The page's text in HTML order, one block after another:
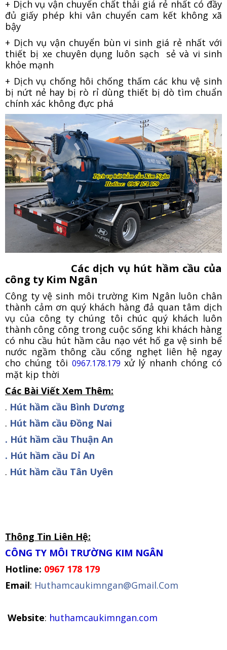
+ Dịch vụ vận chuyển chất thải giá rẻ nhất có đầy
đủ giấy phép khi vân chuyển cam kết không xã
bậy
+ Dịch vụ vận chuyển bùn vi sinh giá rẻ nhất với
thiết bị xe chuyên dụng luôn sạch sẻ và vi sinh
khỏe mạnh
+ Dịch vụ chống hôi chống thấm các khu vệ sinh
bị nứt nẻ hay bị rò rỉ dùng thiết bị dò tìm chuẩn
chính xác không đực phá
Các dịch vụ hút hầm cầu của
công ty Kim Ngân
Công ty vệ sinh môi trường Kim Ngân luôn chân
thành cảm ơn quý khách hàng đả quan tâm dịch
vụ của công ty chúng tôi chúc quý khách luôn
thành công công trong cuộc sống khi khách hàng
có nhu cầu hút hầm câu nạo vét hố ga vệ sinh bể
nước ngầm thông cầu cống nghẹt liên hệ ngay
cho chúng tôi 0967.178.179 xử lý nhanh chóng có
mặt kịp thời
Các Bài Viết Xem Thêm:
. Hút hầm cầu Bình Dương
. Hút hầm cầu Đồng Nai
. Hút hầm cầu Thuận An
. Hút hầm cầu Dỉ An
. Hút hầm cầu Tân Uyên
Thông Tin Liên Hệ:
CÔNG TY MÔI TRƯỜNG KIM NGÂN
Hotline: 0967 178 179
Email: Huthamcaukimngan@Gmail.Com
Website: huthamcaukimngan.com